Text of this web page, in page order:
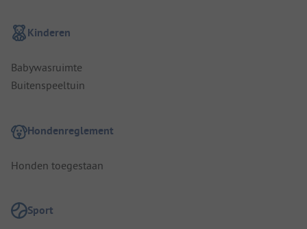
Kinderen
Babywasruimte
Buitenspeeltuin
Hondenreglement
Honden toegestaan
Sport